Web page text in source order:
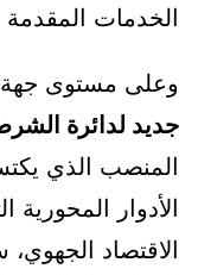
الخدمات المقدمة
وعلى مستوى
جديد لدائرة
المنصب الذي
الأدوار المحورية
الاقتصاد